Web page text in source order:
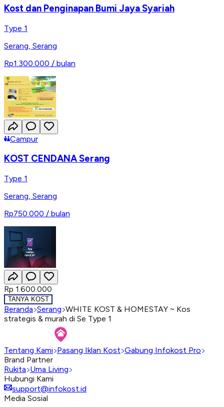
Kost dan Penginapan Bumi Jaya Syariah
Type 1
Serang Serang
Rp1.300.000 / bulan
Campur
KOST CENDANA Serang
Type 1
Serang, Serang
Rp750.000 / bulan
Rp 1.600.000
TANYA KOST
Beranda Serang WHITE KOST & HOMESTAY ~ Kos
strategis & murah di Se Type 1
Tentang Kami Pasang Iklan Kost Gabung Infokost Pro
Brand Partner
Rukita Uma Living
Hubungi Kami
support@infokost.id
Media Sosial